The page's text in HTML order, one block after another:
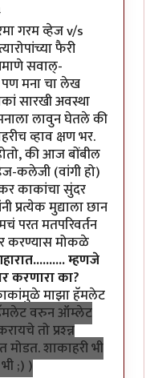
byप्रभाकर पेठकर
गरम व्हेज v/s
फैरी
सवाल्-
पण मना चा लेख
सारखी अवस्था
लावुन घेतले की
व्हाव क्षण भर.
की आज बोंबील
कलेजी (वांगी हो)
काकांचा सुंदर
प्रत्येक मुद्याला छान
परत मतपरिवर्तन
करण्यास मोकळे
म्हणजे
करणारा का?
माझा हॅमलेट
वरुन ऑम्लेट
तो प्रश्न्न
मोडत. शाकाहरी भी
;) )